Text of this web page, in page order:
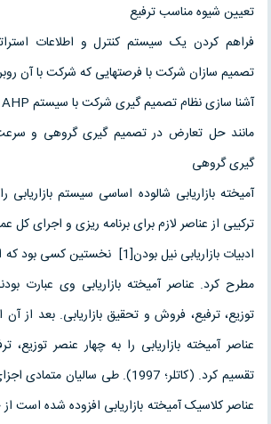
تعیین شیوه مناسب ترفیع
فراهم کردن یک سیستم کنترل و اطلاعات
تصمیم سازان شرکت با فرصتهایی که شرکت با آن
مانند حل تعارض در تصمیم گیری گروهی و
گیری گروهی
آمیخته بازاریابی شالوده اساسی سیستم
ترکیبی از عناصر لازم برای برنامه ریزی و اجرای کل
ادبیات بازاریابی نیل بودن[1] نخستین
مطرح کرد. عناصر آمیخته بازاریابی وی عبارت
عناصر آمیخته بازاریابی را به چهار عنصر
تقسیم کرد. (کاتلر؛ 1997). طی سالیان
عناصر کلاسیک آمیخته بازاریابی افزوده شده است از